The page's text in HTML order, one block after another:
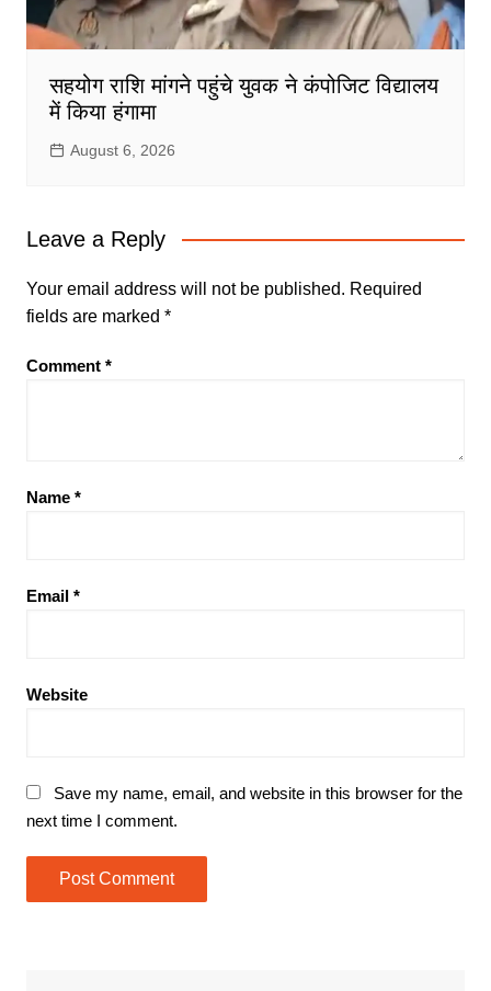
सहयोग राशि मांगने पहुंचे युवक ने कंपोजिट विद्यालय
में किया हंगामा
August 6, 2026
Leave a Reply
Your email address will not be published. Required
fields are marked *
Comment *
Name *
Email *
Website
Save my name, email, and website in this browser for the
next time I comment.